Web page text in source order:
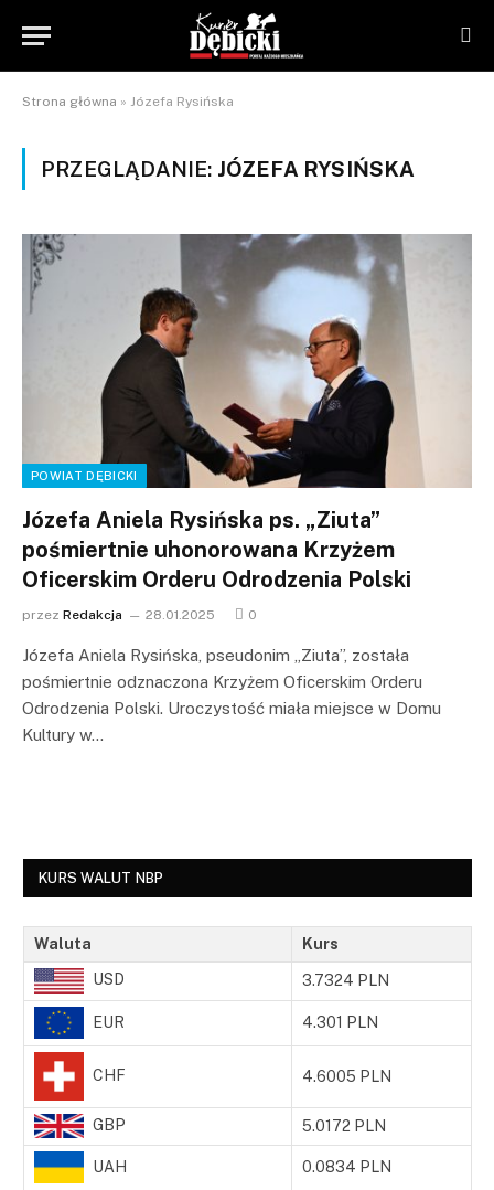
Strona główna » Józefa Rysińska
PRZEGLĄDANIE: JÓZEFA RYSIŃSKA
POWIAT DĘBICKI
Józefa Aniela Rysińska ps. „Ziuta”
pośmiertnie uhonorowana Krzyżem
Oficerskim Orderu Odrodzenia Polski
przez Redakcja 28.01.2025 0
Józefa Aniela Rysińska, pseudonim „Ziuta”, została
pośmiertnie odznaczona Krzyżem Oficerskim Orderu
Odrodzenia Polski. Uroczystość miała miejsce w Domu
Kultury w…
KURS WALUT NBP
Waluta Kurs
USD 3.7324 PLN
EUR 4.301 PLN
CHF 4.6005 PLN
GBP 5.0172 PLN
UAH 0.0834 PLN